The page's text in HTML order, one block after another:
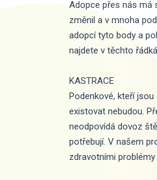
Adopce přes nás má
změnil a v mnoha
adopcí tyto body a
najdete v těchto
KASTRACE
Podenkové, kteří
existovat nebudou.
neodpovídá dovoz
potřebují. V našem
zdravotními